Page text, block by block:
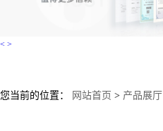
< >
您当前的位置： 网站首页 > 产品展厅